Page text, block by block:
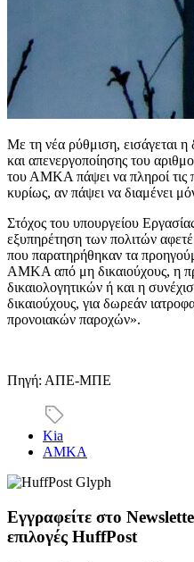
Με τη νέα ρύθμιση, εισάγεται η
και απενεργοποίησης του
του ΑΜΚΑ πάψει να πληροί τις
κυρίως, αν πάψει να διαμένει
Στόχος του υπουργείου
εξυπηρέτηση των πολιτών
που παρατηρήθηκαν τα
ΑΜΚΑ από μη δικαιούχους, η
δικαιολογητικών ή και η
δικαιούχους, για δωρεάν
προνοιακών παροχών».
Πηγή: ΑΠΕ-ΜΠΕ
Kia
ΑΜΚΑ
Εγγραφείτε στο
επιλογές HuffPost